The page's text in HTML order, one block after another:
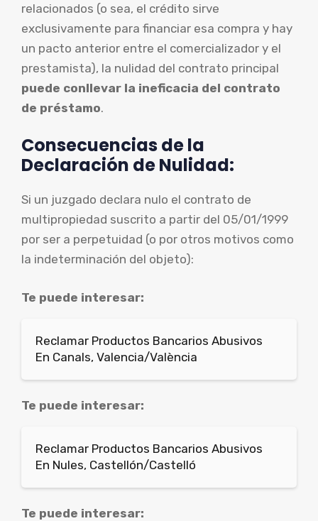
relacionados (o sea, el crédito sirve
exclusivamente para financiar esa compra y hay
un pacto anterior entre el comercializador y el
prestamista), la nulidad del contrato principal
puede conllevar la ineficacia del contrato
de préstamo.
Consecuencias de la
Declaración de Nulidad:
Si un juzgado declara nulo el contrato de
multipropiedad suscrito a partir del 05/01/1999
por ser a perpetuidad (o por otros motivos como
la indeterminación del objeto):
Te puede interesar:
Reclamar Productos Bancarios Abusivos
En Canals, Valencia/València
Te puede interesar:
Reclamar Productos Bancarios Abusivos
En Nules, Castellón/Castelló
Te puede interesar: